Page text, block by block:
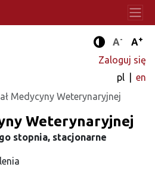
Tryb
A- A+
Zaloguj się
pl
en
Medycyny Weterynaryjnej
Weterynaryjnej
stopnia, stacjonarne